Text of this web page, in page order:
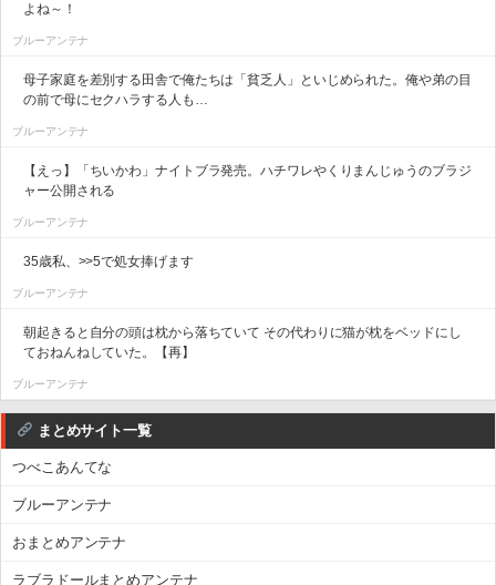
よね～！
ブルーアンテナ
母子家庭を差別する田舎で俺たちは「貧乏人」といじめられた。俺や弟の目
の前で母にセクハラする人も…
ブルーアンテナ
【えっ】「ちいかわ」ナイトブラ発売。ハチワレやくりまんじゅうのブラジ
ャー公開される
ブルーアンテナ
35歳私、>>5で処女捧げます
ブルーアンテナ
朝起きると自分の頭は枕から落ちていて その代わりに猫が枕をベッドにし
ておねんねしていた。【再】
ブルーアンテナ
まとめサイト一覧
つべこあんてな
ブルーアンテナ
おまとめアンテナ
ラブラドールまとめアンテナ